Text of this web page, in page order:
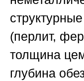
(перлит,
толщина
глубина